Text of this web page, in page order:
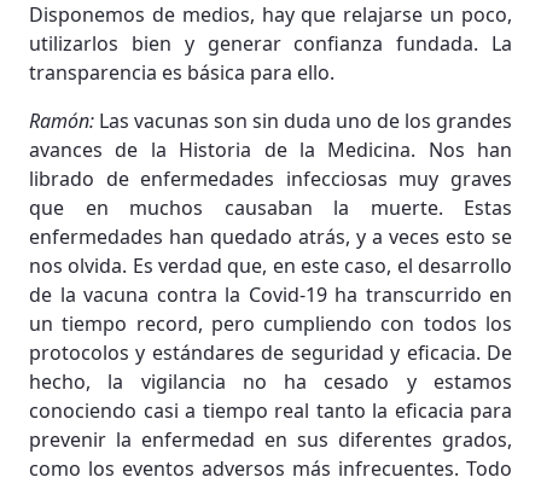
Disponemos de medios, hay que relajarse un poco,
utilizarlos bien y generar confianza fundada. La
transparencia es básica para ello.
Ramón: Las vacunas son sin duda uno de los grandes
avances de la Historia de la Medicina. Nos han
librado de enfermedades infecciosas muy graves
que en muchos causaban la muerte. Estas
enfermedades han quedado atrás, y a veces esto se
nos olvida. Es verdad que, en este caso, el desarrollo
de la vacuna contra la Covid-19 ha transcurrido en
un tiempo record, pero cumpliendo con todos los
protocolos y estándares de seguridad y eficacia. De
hecho, la vigilancia no ha cesado y estamos
conociendo casi a tiempo real tanto la eficacia para
prevenir la enfermedad en sus diferentes grados,
como los eventos adversos más infrecuentes. Todo